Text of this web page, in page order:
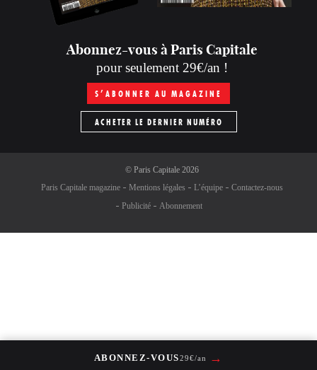
Abonnez-vous à Paris Capitale
pour seulement 29€/an !
S’ABONNER AU MAGAZINE
ACHETER LE DERNIER NUMÉRO
© Paris Capitale2026
Paris Capitale magazine
Mentions légales L’équipe
Contactez-nous
Publicité
Abonnement
ABONNEZ-VOUS29€/an →